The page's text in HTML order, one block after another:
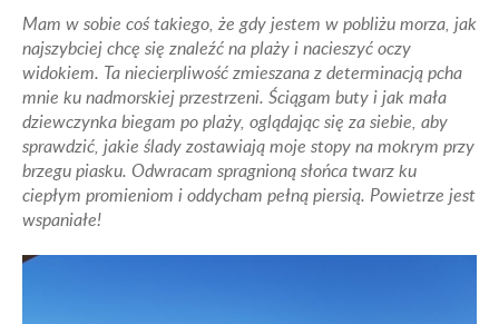
Mam w sobie coś takiego, że gdy jestem w pobliżu morza, jak
najszybciej chcę się znaleźć na plaży i nacieszyć oczy
widokiem. Ta niecierpliwość zmieszana z determinacją pcha
mnie ku nadmorskiej przestrzeni. Ściągam buty i jak mała
dziewczynka biegam po plaży, oglądając się za siebie, aby
sprawdzić, jakie ślady zostawiają moje stopy na mokrym przy
brzegu piasku. Odwracam spragnioną słońca twarz ku
ciepłym promieniom i oddycham pełną piersią. Powietrze jest
wspaniałe!